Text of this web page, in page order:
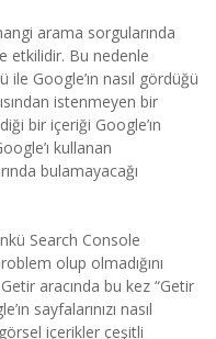
arama sorgularında
etkilidir. Bu nedenle
ile Google’ın nasıl gördüğü
istenmeyen bir
bir içeriği Google’ın
kullanan
bulamayacağı
Search Console
olup olmadığını
aracında bu kez “Getir
sayfalarınızı nasıl
içerikler çeşitli